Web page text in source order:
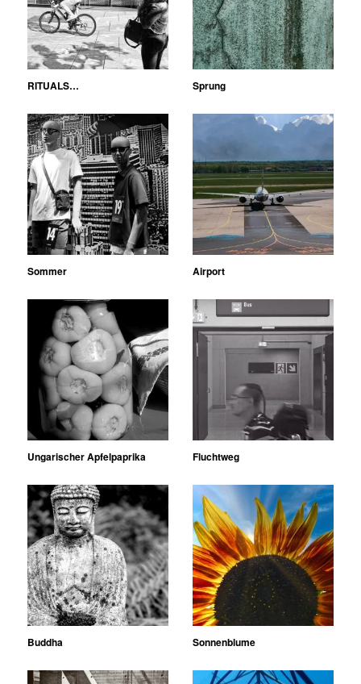
RITUALS… Sprung
Sommer Airport
Ungarischer Apfelpaprika Fluchtweg
Buddha Sonnenblume